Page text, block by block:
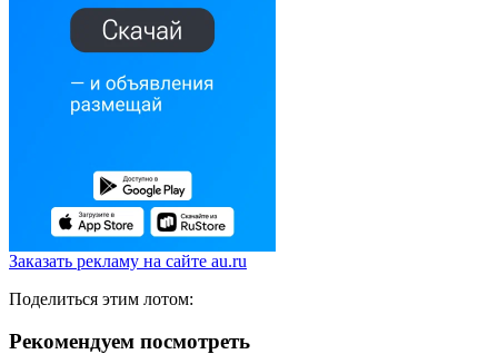
Заказать рекламу на сайте au.ru
Поделиться этим лотом:
Рекомендуем посмотреть